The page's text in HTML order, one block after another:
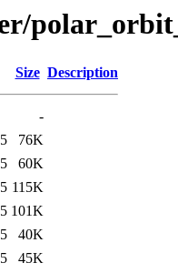
Size Description
-
76K
60K
115K
101K
40K
45K